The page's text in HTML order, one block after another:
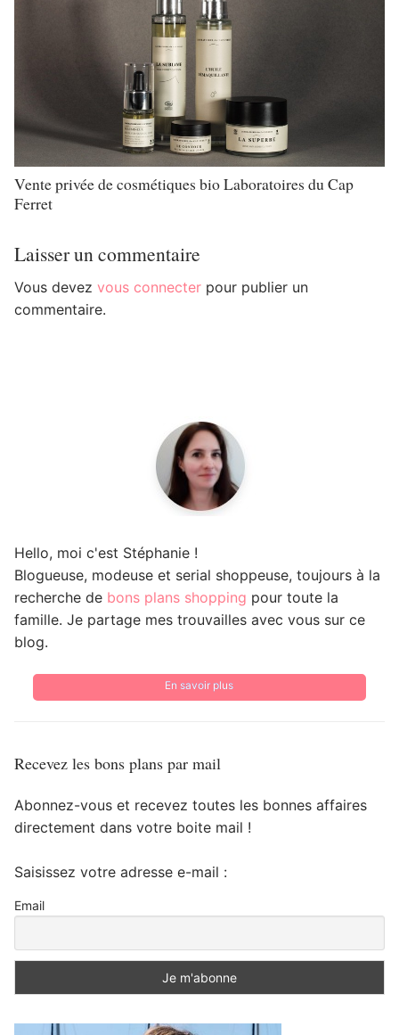
Vente privée de cosmétiques bio Laboratoires du Cap
Ferret
Laisser un commentaire
Vous devez vous connecter pour publier un
commentaire.
Hello, moi c'est Stéphanie !
Blogueuse, modeuse et serial shoppeuse, toujours à la
recherche de bons plans shopping pour toute la
famille. Je partage mes trouvailles avec vous sur ce
blog.
En savoir plus
Recevez les bons plans par mail
Abonnez-vous et recevez toutes les bonnes affaires
directement dans votre boite mail !
Saisissez votre adresse e-mail :
Email